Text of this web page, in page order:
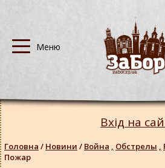
Вхід на
Головна / Новини / Война , Обстрелы ,
Пожар